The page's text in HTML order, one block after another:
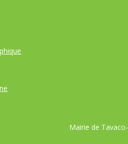
Mairie de